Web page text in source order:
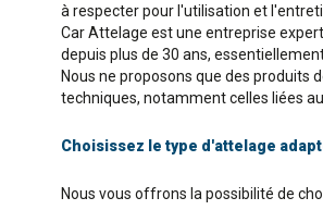
à respecter pour l'utilisation et
Car Attelage est une entreprise
depuis plus de 30 ans,
Nous ne proposons que des produits
techniques, notamment celles liées
Choisissez le type d'attelage
Nous vous offrons la possibilité de